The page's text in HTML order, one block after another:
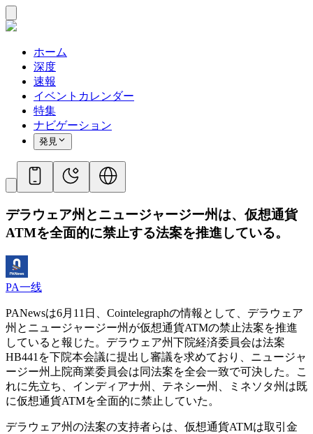
ホーム
深度
速報
イベントカレンダー
特集
ナビゲーション
発見
デラウェア州とニュージャージー州は、仮想通貨
ATMを全面的に禁止する法案を推進している。
PA一线
PANewsは6月11日、Cointelegraphの情報として、デラウェア
州とニュージャージー州が仮想通貨ATMの禁止法案を推進
していると報じた。デラウェア州下院経済委員会は法案
HB441を下院本会議に提出し審議を求めており、ニュージャ
ージー州上院商業委員会は同法案を全会一致で可決した。こ
れに先立ち、インディアナ州、テネシー州、ミネソタ州は既
に仮想通貨ATMを全面的に禁止していた。
デラウェア州の法案の支持者らは、仮想通貨ATMは取引金